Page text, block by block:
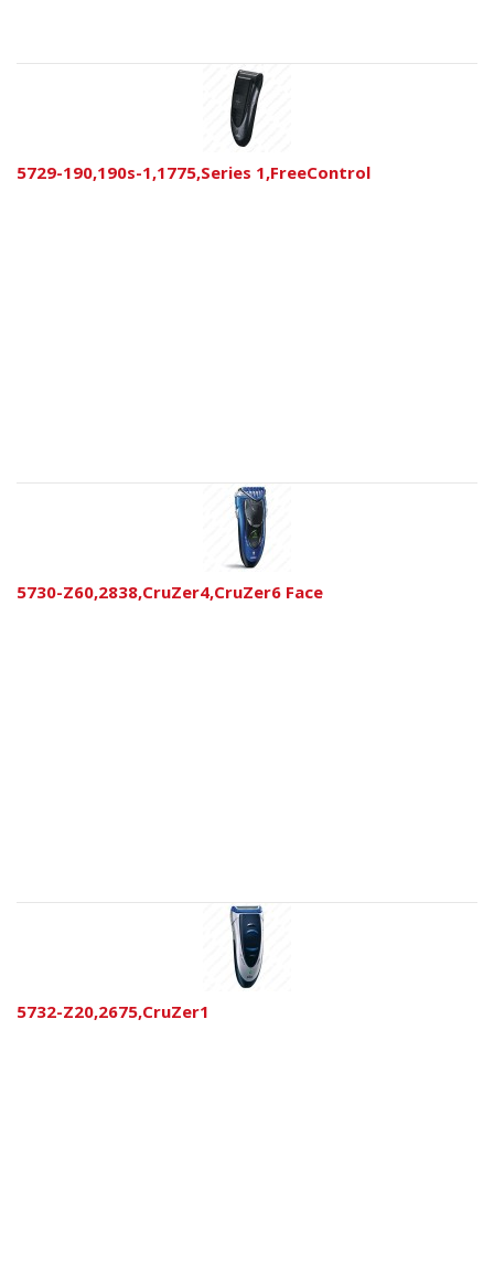
5729-190,190s-1,1775,Series 1,FreeControl
5730-Z60,2838,CruZer4,CruZer6 Face
5732-Z20,2675,CruZer1